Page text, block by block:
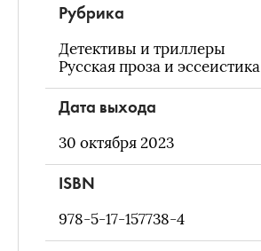
Рубрика
Детективы и триллеры
Русская проза и эссеистика
Дата выхода
30 октября 2023
ISBN
978-5-17-157738-4